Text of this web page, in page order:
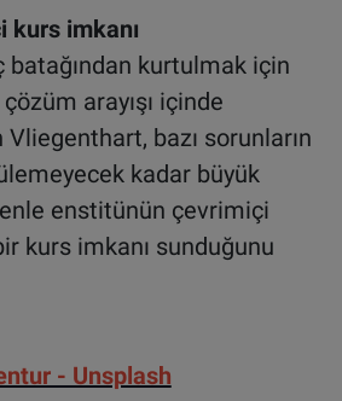
kurs imkanı
batağından kurtulmak için
arayışı içinde
bazı sorunların
kadar büyük
enstitünün çevrimiçi
kurs imkanı sunduğunu
- Unsplash